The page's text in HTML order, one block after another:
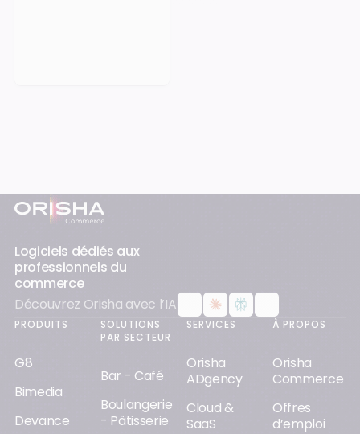
Pied-de-page
Logiciels dédiés aux
professionnels du
commerce
Découvrez Orisha avec l’IA
PRODUITS
G8
Bimedia
Devance
SOLUTIONS
PAR SECTEUR
Bar - Café
Boulangerie
- Pâtisserie
SERVICES
Orisha
ADgency
Cloud &
SaaS
À PROPOS
Orisha
Commerce
Offres
d’emploi